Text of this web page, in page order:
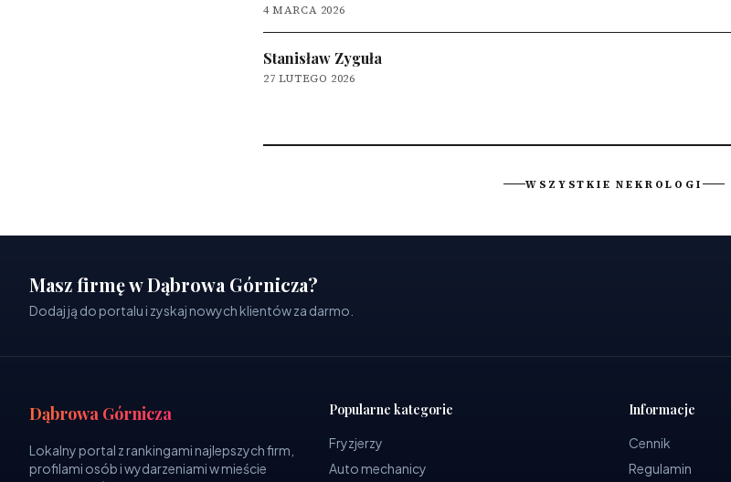
4 MARCA 2026
Stanisław Zyguła
27 LUTEGO 2026
WSZYSTKIE NEKROLOGI
Masz firmę w Dąbrowa Górnicza?
Dodaj ją do portalu i zyskaj nowych klientów za darmo.
Dąbrowa Górnicza
Lokalny portal z rankingami najlepszych firm,
profilami osób i wydarzeniami w mieście
Popularne kategorie
Fryzjerzy
Auto mechanicy
Informacje
Cennik
Regulamin